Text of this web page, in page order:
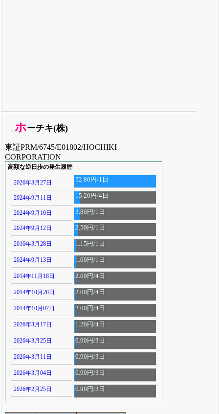
ホーチキ(株)
東証PRM/6745/E01802/HOCHIKI
CORPORATION
高額な逆日歩の発生履歴
2026年3月27日 52.80円/1日
2024年9月11日 15.20円/4日
2024年9月10日 3.80円/1日
2024年9月12日 2.50円/1日
2016年3月28日 1.15円/1日
2024年9月13日 1.00円/1日
2014年11月18日 2.00円/4日
2014年10月28日 2.00円/4日
2014年10月07日 2.00円/4日
2026年3月17日 1.20円/4日
2026年3月25日 0.90円/3日
2026年3月11日 0.90円/3日
2026年3月04日 0.90円/3日
2026年2月25日 0.90円/3日